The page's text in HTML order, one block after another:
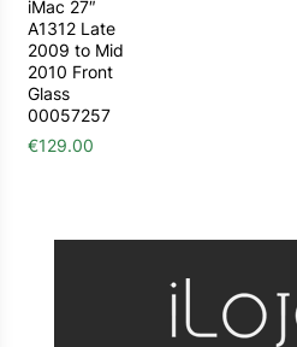
iMac 27″
A1312 Late
2009 to Mid
2010 Front
Glass
00057257
€129.00